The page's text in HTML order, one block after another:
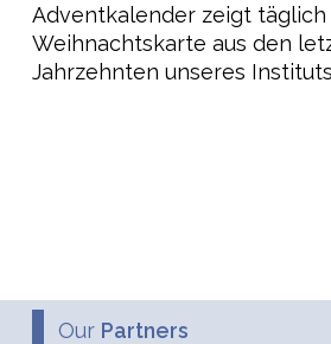
Adventkalender zeigt täglich
Weihnachtskarte aus den
Jahrzehnten unseres
Our Partners